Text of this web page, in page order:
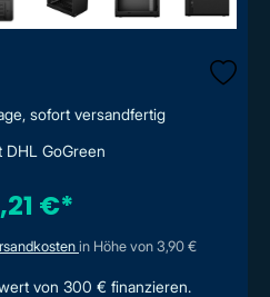
sofort versandfertig
DHL GoGreen
€*
in Höhe von 3,90 €
von 300 € finanzieren.